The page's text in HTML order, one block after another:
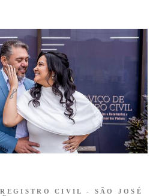
CIVIL - SÃO JOSÉ